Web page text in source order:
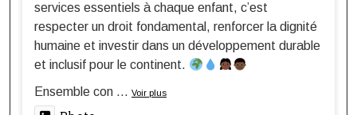
services essentiels à chaque enfant, c’est
respecter un droit fondamental, renforcer la dignité
humaine et investir dans un développement durable
et inclusif pour le continent.
Ensemble con ... Voir plus